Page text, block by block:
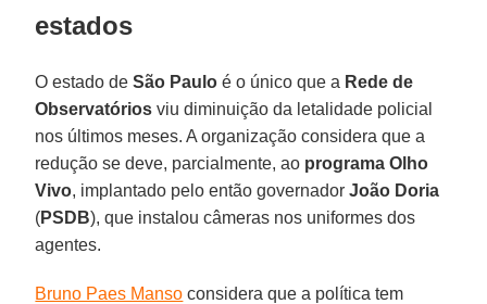
estados
O estado deSão Paulo é o único que a Rede de
Observatórios viu diminuição da letalidade policial
nos últimos meses. A organização considera que a
redução se deve, parcialmente, ao programa Olho
Vivo, implantado pelo então governadorJoão Doria
(PSDB), que instalou câmeras nos uniformes dos
agentes.
Bruno Paes Manso considera que a política tem